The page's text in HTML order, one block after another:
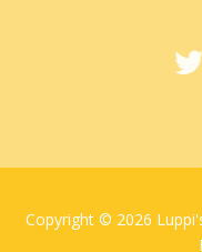
Copyright © 2026